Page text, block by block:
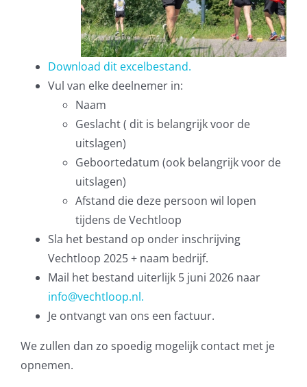
Download dit excelbestand.
Vul van elke deelnemer in:
Naam
Geslacht ( dit is belangrijk voor de
uitslagen)
Geboortedatum (ook belangrijk voor de
uitslagen)
Afstand die deze persoon wil lopen
tijdens de Vechtloop
Sla het bestand op onder inschrijving
Vechtloop 2025 + naam bedrijf.
Mail het bestand uiterlijk 5 juni 2026 naar
info@vechtloop.nl.
Je ontvangt van ons een factuur.
We zullen dan zo spoedig mogelijk contact met je
opnemen.